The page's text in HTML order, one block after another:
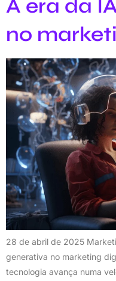
A era da
no
28 de abril de 2025
generativa no marketing
tecnologia avança numa